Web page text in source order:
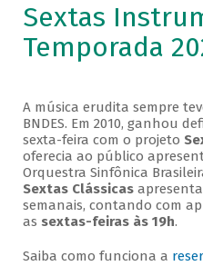
Sextas
Temporada
A música erudita sempre
BNDES. Em 2010, ganhou
sexta-feira com o projeto
oferecia ao público
Orquestra Sinfônica
Sextas Clássicasapresenta
semanais, contando com
as sextas-feiras às 19h.
Saiba como funciona a